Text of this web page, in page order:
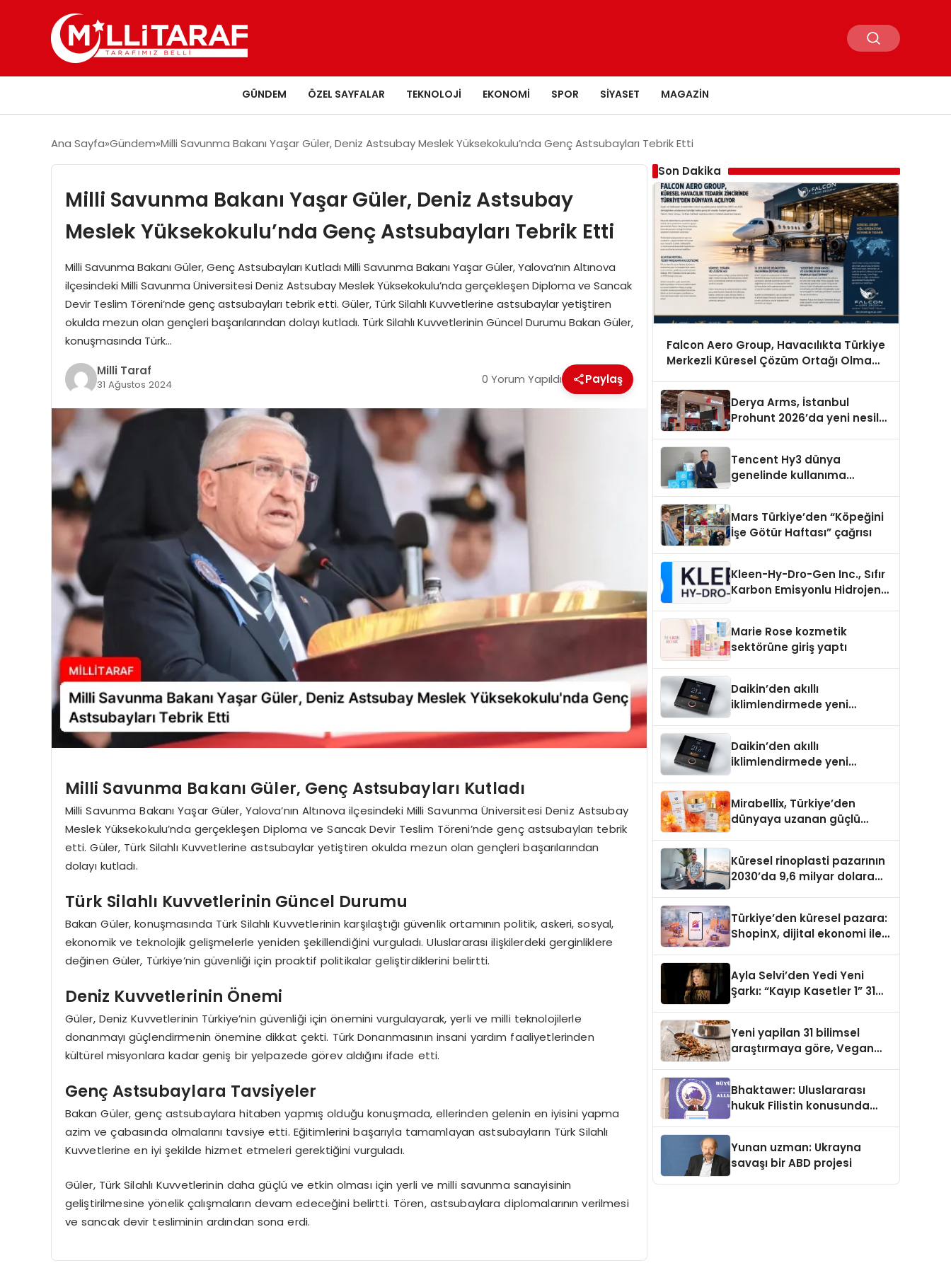
GÜNDEM ÖZEL SAYFALAR TEKNOLOJI EKONOMI SPOR SIYASET MAGAZIN
Ana Sayfa Gündem Milli Savunma Bakanı Yaşar Güler, Deniz Astsubay Meslek Yüksekokulu’nda Genç Astsubayları Tebrik Etti
Milli Savunma Bakanı Yaşar Güler, Deniz Astsubay
Meslek Yüksekokulu’nda Genç Astsubayları Tebrik Etti
Milli Savunma Bakanı Güler, Genç Astsubayları Kutladı Milli Savunma Bakanı Yaşar Güler, Yalova’nın Altınova
ilçesindeki Milli Savunma Üniversitesi Deniz Astsubay Meslek Yüksekokulu’nda gerçekleşen Diploma ve Sancak
Devir Teslim Töreni’nde genç astsubayları tebrik etti. Güler, Türk Silahlı Kuvvetlerine astsubaylar yetiştiren
okulda mezun olan gençleri başarılarından dolayı kutladı. Türk Silahlı Kuvvetlerinin Güncel Durumu Bakan Güler,
konuşmasında Türk…
Milli Taraf
31 Ağustos 2024 0 Yorum Yapıldı Paylaş
Milli Savunma Bakanı Güler, Genç Astsubayları Kutladı
Milli Savunma Bakanı Yaşar Güler, Yalova’nın Altınova ilçesindeki Milli Savunma Üniversitesi Deniz Astsubay
Meslek Yüksekokulu’nda gerçekleşen Diploma ve Sancak Devir Teslim Töreni’nde genç astsubayları tebrik
etti. Güler, Türk Silahlı Kuvvetlerine astsubaylar yetiştiren okulda mezun olan gençleri başarılarından
dolayı kutladı.
Türk Silahlı Kuvvetlerinin Güncel Durumu
Bakan Güler, konuşmasında Türk Silahlı Kuvvetlerinin karşılaştığı güvenlik ortamının politik, askeri, sosyal,
ekonomik ve teknolojik gelişmelerle yeniden şekillendiğini vurguladı. Uluslararası ilişkilerdeki gerginliklere
değinen Güler, Türkiye’nin güvenliği için proaktif politikalar geliştirdiklerini belirtti.
Deniz Kuvvetlerinin Önemi
Güler, Deniz Kuvvetlerinin Türkiye’nin güvenliği için önemini vurgulayarak, yerli ve milli teknolojilerle
donanmayı güçlendirmenin önemine dikkat çekti. Türk Donanmasının insani yardım faaliyetlerinden
kültürel misyonlara kadar geniş bir yelpazede görev aldığını ifade etti.
Genç Astsubaylara Tavsiyeler
Bakan Güler, genç astsubaylara hitaben yapmış olduğu konuşmada, ellerinden gelenin en iyisini yapma
azim ve çabasında olmalarını tavsiye etti. Eğitimlerini başarıyla tamamlayan astsubayların Türk Silahlı
Kuvvetlerine en iyi şekilde hizmet etmeleri gerektiğini vurguladı.
Güler, Türk Silahlı Kuvvetlerinin daha güçlü ve etkin olması için yerli ve milli savunma sanayisinin
geliştirilmesine yönelik çalışmaların devam edeceğini belirtti. Tören, astsubaylara diplomalarının verilmesi
ve sancak devir tesliminin ardından sona erdi.
Son Dakika
Falcon Aero Group, Havacılıkta Türkiye
Merkezli Küresel Çözüm Ortağı Olma
Derya Arms, İstanbul
Prohunt 2026’da yeni nesil
Tencent Hy3 dünya
genelinde kullanıma
Mars Türkiye’den “Köpeğini
İşe Götür Haftası” çağrısı
Kleen-Hy-Dro-Gen Inc., Sıfır
Karbon Emisyonlu Hidrojen
Aldı
Marie Rose kozmetik
sektörüne giriş yaptı
Daikin’den akıllı
iklimlendirmede yeni
Daikin’den akıllı
iklimlendirmede yeni
Mirabellix, Türkiye’den
dünyaya uzanan güçlü
Küresel rinoplasti pazarının
2030’da 9,6 milyar dolara
Türkiye’den küresel pazara:
ShopinX, dijital ekonomi ile
Ayla Selvi’den Yedi Yeni
Şarkı: “Kayıp Kasetler 1” 31
Yeni yapilan 31 bilimsel
araştırmaya göre, Vegan
Sindirildiğini Ortaya Koydu
Bhaktawer: Uluslararası
hukuk Filistin konusunda
Yunan uzman: Ukrayna
savaşı bir ABD projesi